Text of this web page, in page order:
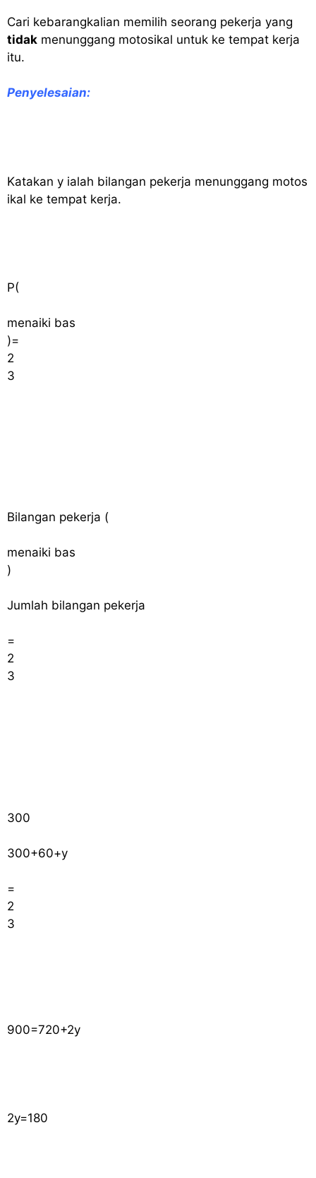
Cari kebarangkalian memilih seorang pekerja yang
tidak menunggang motosikal untuk ke tempat kerja
itu.
Penyelesaian:
Katakan y ialah bilangan pekerja menunggang motos
ikal ke tempat kerja.
P(
menaiki bas
)=
2
3
Bilangan pekerja (
menaiki bas
)
Jumlah bilangan pekerja
=
2
3
300
300+60+y
=
2
3
900=720+2y
2y=180